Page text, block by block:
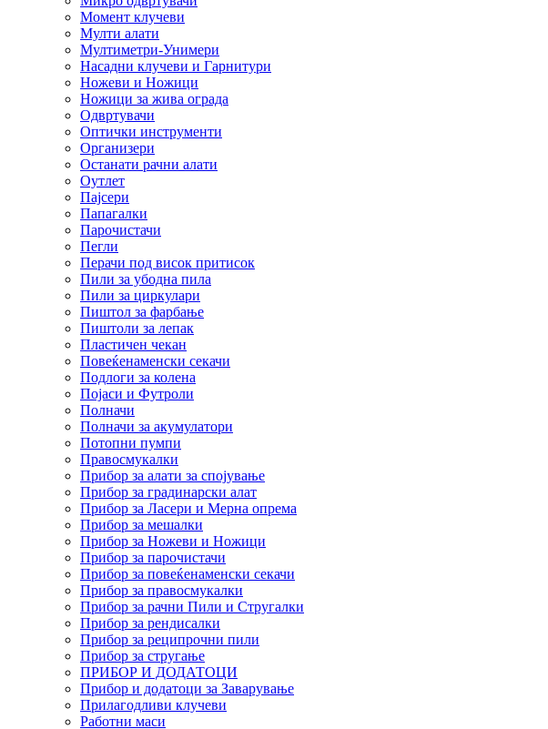
Момент клучеви
Мулти алати
Мултиметри-Унимери
Насадни клучеви и Гарнитури
Ножеви и Ножици
Ножици за жива ограда
Одвртувачи
Оптички инструменти
Организери
Останати рачни алати
Оутлет
Пајсери
Папагалки
Парочистачи
Пегли
Перачи под висок притисок
Пили за убодна пила
Пили за циркулари
Пиштол за фарбање
Пиштоли за лепак
Пластичен чекан
Повеќенаменски секачи
Подлоги за колена
Појаси и Футроли
Полначи
Полначи за акумулатори
Потопни пумпи
Правосмукалки
Прибор за алати за спојување
Прибор за градинарски алат
Прибор за Ласери и Мерна опрема
Прибор за мешалки
Прибор за Ножеви и Ножици
Прибор за парочистачи
Прибор за повеќенаменски секачи
Прибор за правосмукалки
Прибор за рачни Пили и Стругалки
Прибор за рендисалки
Прибор за реципрочни пили
Прибор за стругање
ПРИБОР И ДОДАТОЦИ
Прибор и додатоци за Заварување
Прилагодливи клучеви
Работни маси